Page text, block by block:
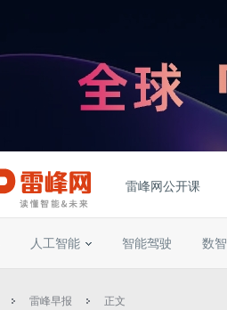
雷峰网公开课
人工智能 智能驾驶 数
雷峰早报 正文